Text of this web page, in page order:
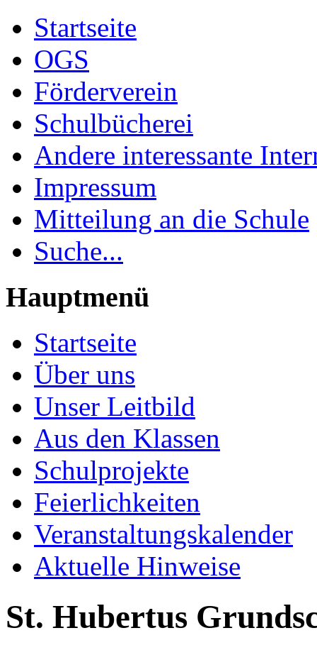
Startseite
OGS
Förderverein
Schulbücherei
Andere interessante
Impressum
Mitteilung an die Schule
Suche...
Hauptmenü
Startseite
Über uns
Unser Leitbild
Aus den Klassen
Schulprojekte
Feierlichkeiten
Veranstaltungskalender
Aktuelle Hinweise
St. Hubertus